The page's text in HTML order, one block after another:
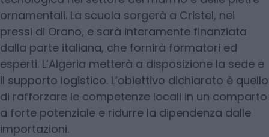
ornamentali. La scuola sorgerà a Cristel, nei
pressi di Orano, e sarà interamente finanziata
dalla parte italiana, che fornirà formatori ed
esperti. L’Algeria metterà a disposizione la sede e
il supporto logistico. L’obiettivo dichiarato è quello
di rafforzare le competenze locali in un comparto
a forte potenziale e ridurre la dipendenza dalle
importazioni.